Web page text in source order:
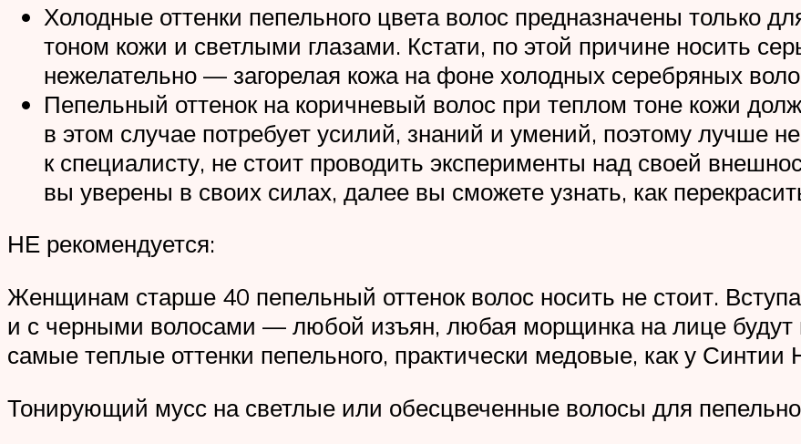
Холодные оттенки пепельного цвета волос предназначены только
тоном кожи и светлыми глазами. Кстати, по этой причине носить
нежелательно — загорелая кожа на фоне холодных серебряных
Пепельный оттенок на коричневый волос при теплом тоне кожи
в этом случае потребует усилий, знаний и умений, поэтому лучше
к специалисту, не стоит проводить эксперименты над своей
вы уверены в своих силах, далее вы сможете узнать, как
НЕ рекомендуется:
Женщинам старше 40 пепельный оттенок волос носить не стоит.
и с черными волосами — любой изъян, любая морщинка на лице
самые теплые оттенки пепельного, практически медовые, как у Синтии
Тонирующий мусс на светлые или обесцвеченные волосы для